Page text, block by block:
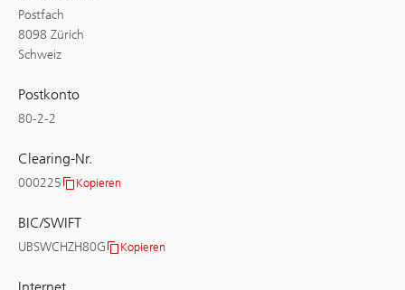
Postfach
8098 Zürich
Schweiz
Postkonto
80-2-2
Clearing-Nr.
000225
Kopieren
BIC/SWIFT
UBSWCHZH80G
Kopieren
Internet